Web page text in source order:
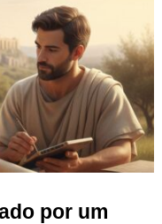
por um